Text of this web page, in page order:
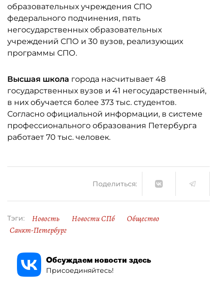
образовательных учреждения СПО
федерального подчинения, пять
негосударственных образовательных
учреждений СПО и 30 вузов, реализующих
программы СПО.
Высшая школа города насчитывает 48
государственных вузов и 41 негосударственный,
в них обучается более 373 тыс. студентов.
Согласно официальной информации, в системе
профессионального образования Петербурга
работает 70 тыс. человек.
Поделиться:
Тэги: Новость Новости СПб
Общество
Санкт-Петербург
Обсуждаем новости здесь
Присоединяйтесь!